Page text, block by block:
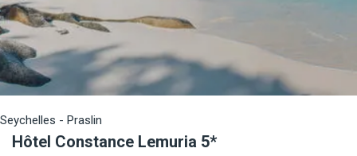
Seychelles - Praslin
Hôtel Constance Lemuria 5*